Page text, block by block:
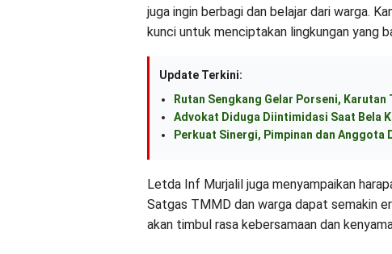
juga ingin berbagi dan belajar dari warga.
kunci untuk menciptakan lingkungan yang
Update Terkini:
Rutan Sengkang Gelar Porseni,
Advokat Diduga Diintimidasi Saat Bela
Perkuat Sinergi, Pimpinan dan Anggota
Letda Inf Murjalil juga menyampaikan
Satgas TMMD dan warga dapat semakin
akan timbul rasa kebersamaan dan